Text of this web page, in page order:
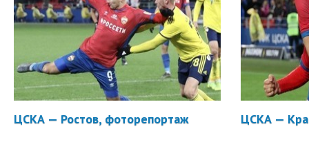
ЦСКА — Ростов, фоторепортаж ЦСКА —